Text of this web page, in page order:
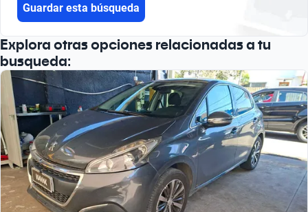
Guardar esta búsqueda
Explora otras opciones relacionadas a tu
busqueda: